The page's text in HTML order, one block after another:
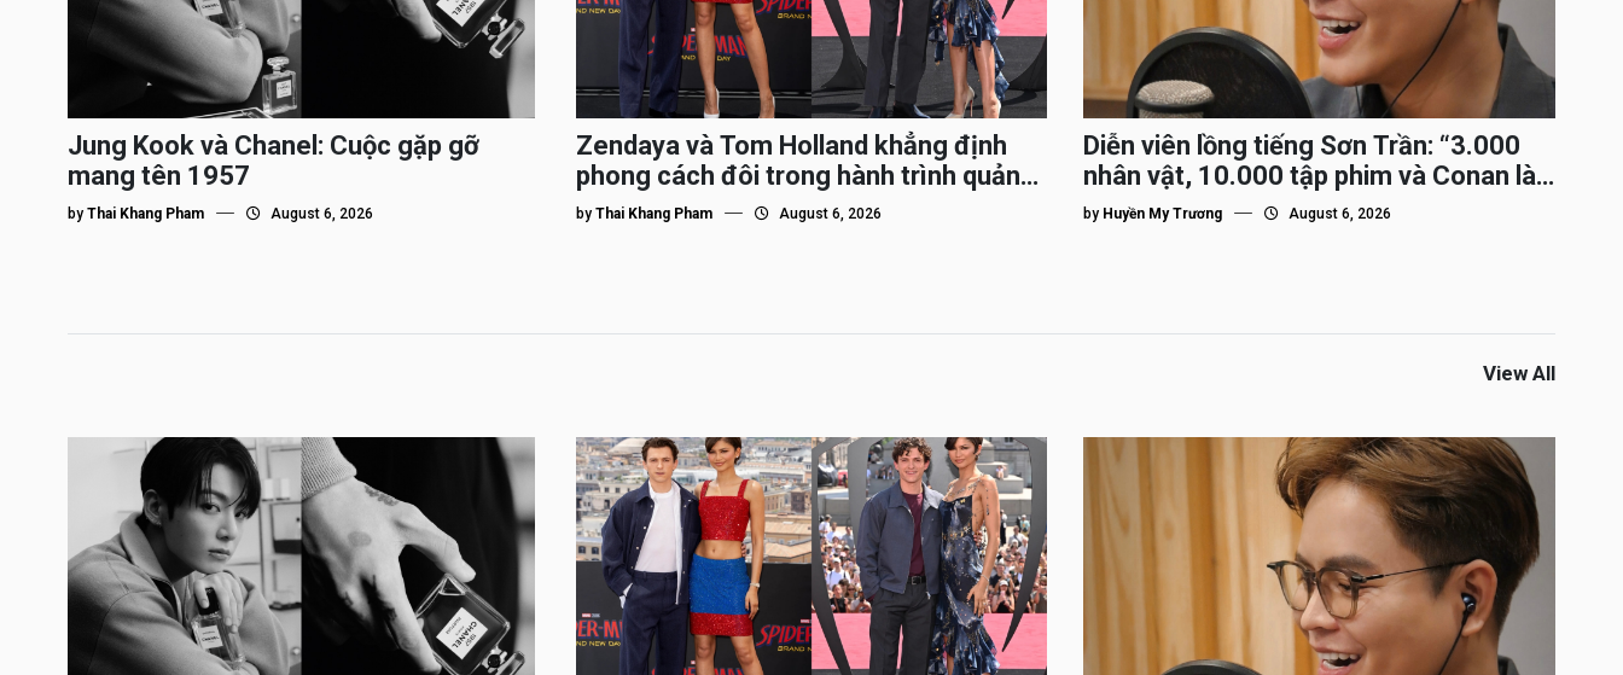
Jung Kook và Chanel: Cuộc gặp gỡ
mang tên 1957
by Thai Khang Pham August 6, 2026
Zendaya và Tom Holland khẳng định
phong cách đôi trong hành trình quảng
bá Spider-Man
by Thai Khang Pham August 6, 2026
Diễn viên lồng tiếng Sơn Trần: “3.000
nhân vật, 10.000 tập phim và Conan là
nhân vật gắn bó lâu nhất”
by Huyền My Trương August 6, 2026
View All